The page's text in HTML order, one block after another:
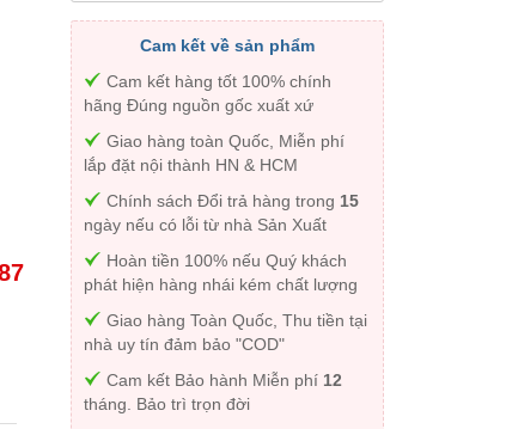
Cam kết về sản phẩm
Cam kết hàng tốt 100% chính
hãng Đúng nguồn gốc xuất xứ
Giao hàng toàn Quốc, Miễn phí
lắp đặt nội thành HN & HCM
Chính sách Đổi trả hàng trong 15
ngày nếu có lỗi từ nhà Sản Xuất
Hoàn tiền 100% nếu Quý khách
phát hiện hàng nhái kém chất lượng
Giao hàng Toàn Quốc, Thu tiền tại
nhà uy tín đảm bảo "COD"
Cam kết Bảo hành Miễn phí 12
tháng. Bảo trì trọn đời